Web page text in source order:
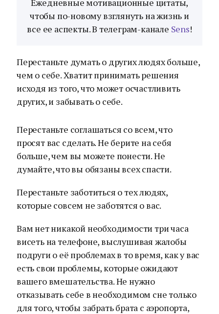
Ежедневные мотивационные цитаты,
чтобы по-новому взглянуть на жизнь и
все ее аспекты. В телеграм-канале Sens!
Перестаньте думать о других людях больше,
чем о себе. Хватит принимать решения
исходя из того, что может осчастливить
других, и забывать о себе.
Перестаньте соглашаться со всем, что
просят вас сделать. Не берите на себя
больше, чем вы можете понести. Не
думайте, что вы обязаны всех спасти.
Перестаньте заботиться о тех людях,
которые совсем не заботятся о вас.
Вам нет никакой необходимости три часа
висеть на телефоне, выслушивая жалобы
подруги о её проблемах в то время, как у вас
есть свои проблемы, которые ожидают
вашего вмешательства. Не нужно
отказывать себе в необходимом сне только
для того, чтобы забрать брата с аэропорта,